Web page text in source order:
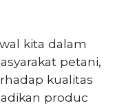
kita dalam
petani,
kualitas
produc